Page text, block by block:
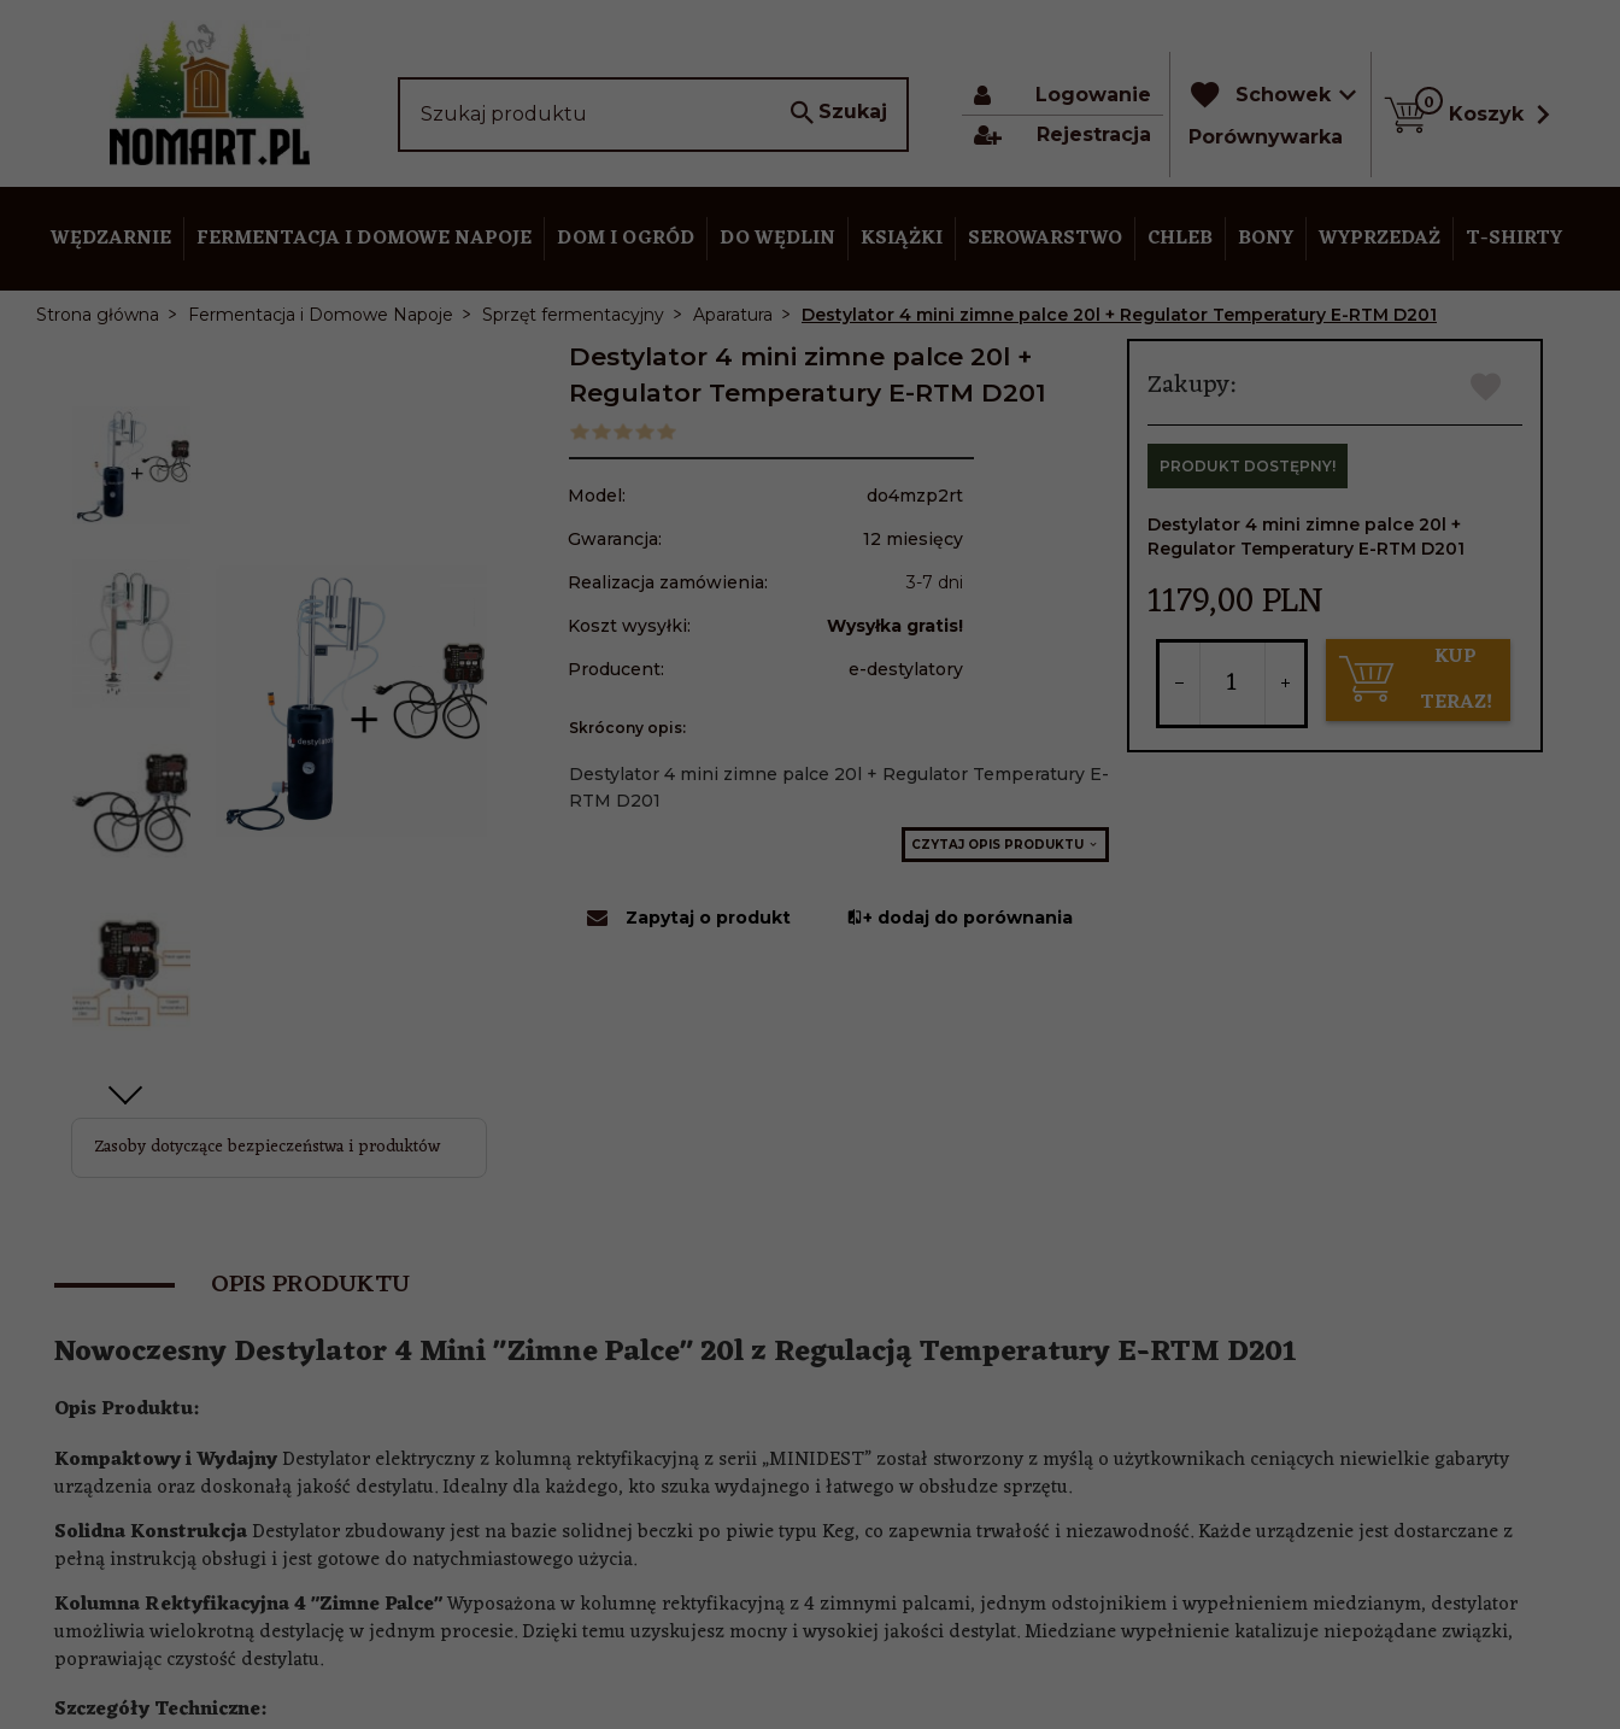
Szukaj produktu Szukaj
Logowanie
Rejestracja
Schowek
Porównywarka
Koszyk
0
WĘDZARNIE FERMENTACJA I DOMOWE NAPOJE DOM I OGRÓD DO WĘDLIN KSIĄŻKI SEROWARSTWO CHLEB BONY WYPRZEDAŻ T-SHIRTY
Strona główna Fermentacja i Domowe Napoje Sprzęt fermentacyjny Aparatura Destylator 4 mini zimne palce 20l + Regulator Temperatury E-RTM D201
Zasoby dotyczące bezpieczeństwa i produktów
Destylator 4 mini zimne palce 20l +
Regulator Temperatury E-RTM D201
Model:
do4mzp2rt
Gwarancja:
12 miesięcy
Realizacja zamówienia:
3-7 dni
Koszt wysyłki:
Wysyłka gratis!
Producent:
e-destylatory
Skrócony opis:
Destylator 4 mini zimne palce 20l + Regulator Temperatury E-
RTM D201
CZYTAJ OPIS PRODUKTU
Zapytaj o produkt + dodaj do porównania
Zakupy:
Destylator 4 mini zimne palce 20l +
Regulator Temperatury E-RTM D201
PRODUKT DOSTĘPNY!
1179,00PLN
KUP
TERAZ!
OPIS PRODUKTU
Nowoczesny Destylator 4 Mini "Zimne Palce" 20l z Regulacją Temperatury E-RTM D201
Opis Produktu:
Kompaktowy i WydajnyDestylator elektryczny z kolumną rektyfikacyjną z serii „MINIDEST” został stworzony z myślą o użytkownikach ceniących niewielkie gabaryty
urządzenia oraz doskonałą jakość destylatu. Idealny dla każdego, kto szuka wydajnego i łatwego w obsłudze sprzętu.
Solidna KonstrukcjaDestylator zbudowany jest na bazie solidnej beczki po piwie typu Keg, co zapewnia trwałość i niezawodność. Każde urządzenie jest dostarczane z
pełną instrukcją obsługi i jest gotowe do natychmiastowego użycia.
Kolumna Rektyfikacyjna 4 "Zimne Palce"Wyposażona w kolumnę rektyfikacyjną z 4 zimnymi palcami, jednym odstojnikiem i wypełnieniem miedzianym, destylator
umożliwia wielokrotną destylację w jednym procesie. Dzięki temu uzyskujesz mocny i wysokiej jakości destylat. Miedziane wypełnienie katalizuje niepożądane związki,
poprawiając czystość destylatu.
Szczegóły Techniczne: